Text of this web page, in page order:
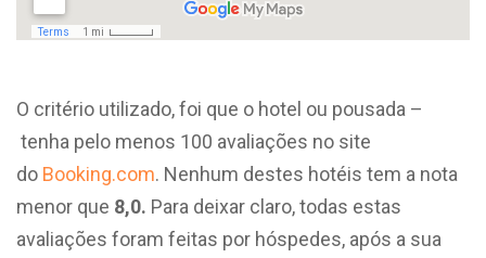
O critério utilizado, foi que o hotel ou pousada –
tenha pelo menos 100 avaliações no site
do Booking.com. Nenhum destes hotéis tem a nota
menor que 8,0. Para deixar claro, todas estas
avaliações foram feitas por hóspedes, após a sua